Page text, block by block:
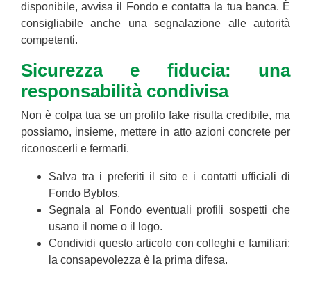
disponibile, avvisa il Fondo e contatta la tua banca. È
consigliabile anche una segnalazione alle autorità
competenti.
Sicurezza e fiducia: una
responsabilità condivisa
Non è colpa tua se un profilo fake risulta credibile, ma
possiamo, insieme, mettere in atto azioni concrete per
riconoscerli e fermarli.
Salva tra i preferiti il sito e i contatti ufficiali di
Fondo Byblos.
Segnala al Fondo eventuali profili sospetti che
usano il nome o il logo.
Condividi questo articolo con colleghi e familiari:
la consapevolezza è la prima difesa.